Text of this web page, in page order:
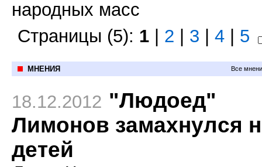
народных масс
Страницы (5): 1 2 3 4 5
МНЕНИЯ Все
18.12.2012 "Людоед"
Лимонов замахнулся
детей